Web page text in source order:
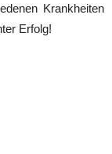
Krankheiten
Erfolg!